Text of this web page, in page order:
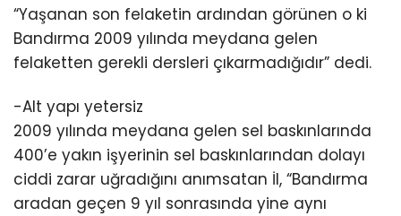
“Yaşanan son felaketin ardından görünen o ki
Bandırma 2009 yılında meydana gelen
felaketten gerekli dersleri çıkarmadığıdır” dedi.
-Alt yapı yetersiz
2009 yılında meydana gelen sel baskınlarında
400’e yakın işyerinin sel baskınlarından dolayı
ciddi zarar uğradığını anımsatan İl, “Bandırma
aradan geçen 9 yıl sonrasında yine aynı